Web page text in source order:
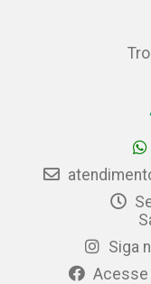
Siga
Acesse